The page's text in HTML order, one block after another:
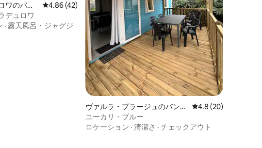
の平均評価
ワのバン
レビュー42件、5つ星中4.86つ星の平均評価
4.86 (42)
デュロワ
· 露天風呂・ジャグジ
ヴァルラ・プラージュのバンガ
ロー
レビュー20件、5つ
4.8 (20)
ユーカリ・ブルー
ロケーション · 清潔さ · チェックアウト